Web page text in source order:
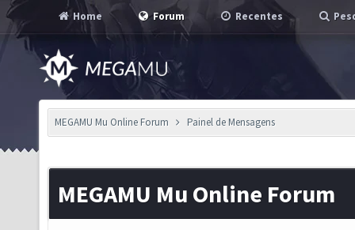
Home Forum Recentes
MEGAMU Mu Online Forum Painel de Mensagens
MEGAMU Mu Online Forum